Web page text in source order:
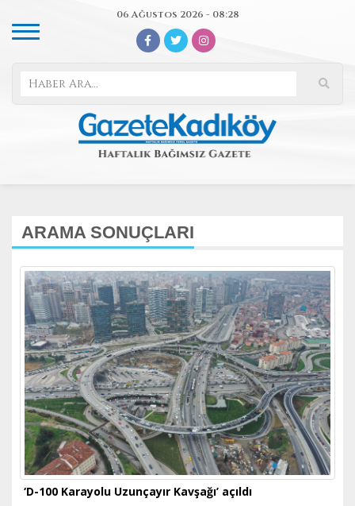
06 Ağustos 2026 - 08:28
ARAMA SONUÇLARI
‘D-100 Karayolu Uzunçayır Kavşağı’ açıldı